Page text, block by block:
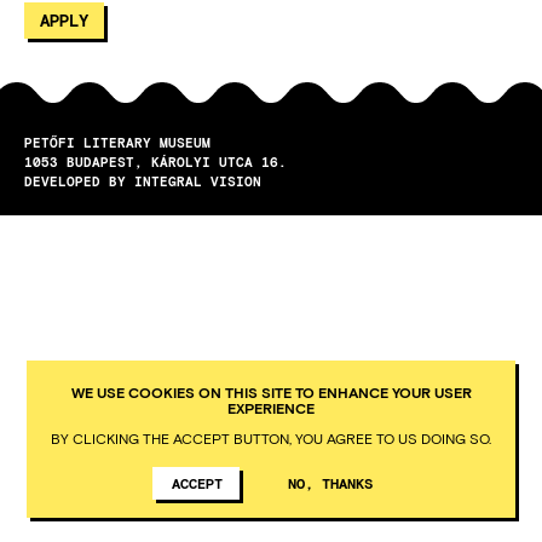
PETŐFI LITERARY MUSEUM
1053
BUDAPEST
KÁROLYI UTCA 16.
DEVELOPED BY INTEGRAL VISION
WE USE COOKIES ON THIS SITE TO ENHANCE YOUR USER
EXPERIENCE
BY CLICKING THE ACCEPT BUTTON, YOU AGREE TO US DOING SO.
ACCEPT NO, THANKS